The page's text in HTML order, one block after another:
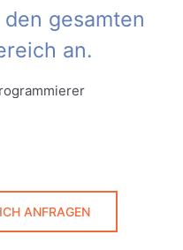
gesamten
an.
ANFRAGEN